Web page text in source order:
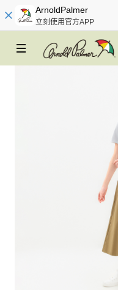
ArnoldPalmer
立刻使用官方APP